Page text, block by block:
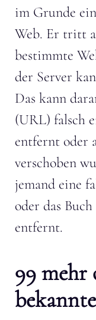
im Grunde
Web. Er tritt
bestimmte
der Server
Das kann
(URL) falsch
entfernt oder
verschoben
jemand eine
oder das
entfernt.
99 mehr